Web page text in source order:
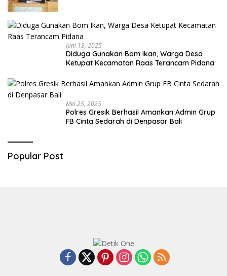
Juni 13, 2025
Diduga Gunakan Bom Ikan, Warga Desa
Ketupat Kecamatan Raas Terancam Pidana
Mei 25, 2025
Polres Gresik Berhasil Amankan Admin Grup
FB Cinta Sedarah di Denpasar Bali
Popular Post